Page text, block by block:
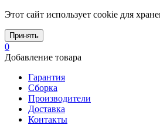
Этот сайт использует cookie для
Принять
0
Добавление товара
Гарантия
Сборка
Производители
Доставка
Контакты